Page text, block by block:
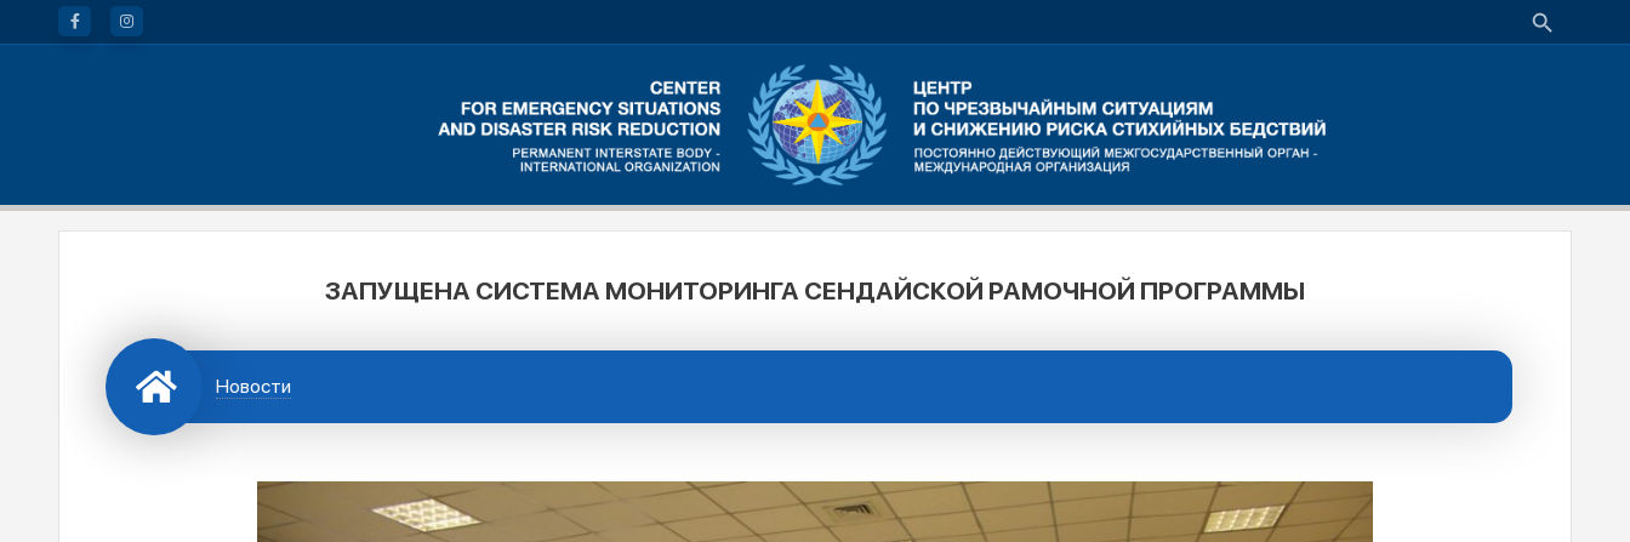
ЗАПУЩЕНА СИСТЕМА МОНИТОРИНГА СЕНДАЙСКОЙ РАМОЧНОЙ ПРОГРАММЫ
Новости